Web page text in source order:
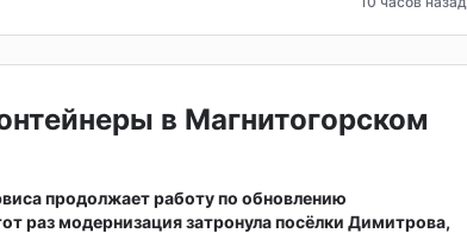
в Магнитогорском
продолжает работу по обновлению
раз модернизация затронула посёлки Димитрова,